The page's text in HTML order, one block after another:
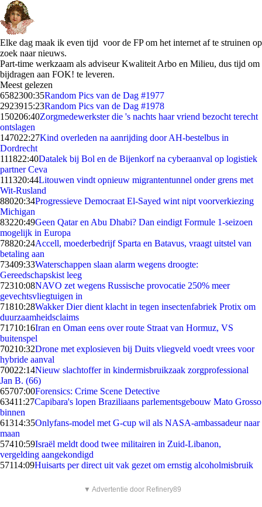
Elke dag maak ik even tijd voor de FP om het internet af te struinen op
zoek naar nieuws.
Part-time werkzaam als adviseur Kwaliteit Arbo en Milieu, dus tijd om
bijdragen aan FOK! te leveren.
Meest gelezen
6582300:35Random Pics van de Dag #1977
2923915:23Random Pics van de Dag #1978
150206:40Zorgmedewerkster die 's nachts haar vriend bezocht terecht
ontslagen
147022:27Kind overleden na aanrijding door AH-bestelbus in
Dordrecht
111822:40Datalek bij Bol en de Bijenkorf na cyberaanval op logistiek
partner Ceva
111320:44Litouwen vindt opnieuw migrantentunnel onder grens met
Wit-Rusland
88020:34Progressieve Democraat El-Sayed wint nipt voorverkiezing
Michigan
83220:49Geen Qatar en Abu Dhabi? Dan eindigt Formule 1-seizoen
mogelijk in Europa
78820:24Accell, moederbedrijf Sparta en Batavus, vraagt uitstel van
betaling aan
73409:33Waterschappen slaan alarm wegens droogte:
Gereedschapskist leeg
72310:08NAVO zet wegens Russische provocatie 250% meer
gevechtsvliegtuigen in
71810:28Wakker Dier dient klacht in tegen insectenfabriek Protix om
duurzaamheidsclaims
71710:16Iran en Oman eens over route Straat van Hormuz, VS
buitenspel
70210:32Drone met explosieven bij Duits vliegveld voedt vrees voor
hybride aanval
70022:14Nieuw slachtoffer in kindermisbruikzaak zorgprofessional
Jan B. (66)
65707:00Forensics: Crime Scene Detective
63411:27Capibara's lopen Braziliaans parlementsgebouw Mato Grosso
binnen
61314:35Onlyfans-model met G-cup wil als NASA-ambassadeur naar
maan
57410:59Israël meldt dood twee militairen in Zuid-Libanon,
vergelding aangekondigd
57114:09Huisarts per direct uit vak gezet om ernstig alcoholmisbruik
▼ Advertentie door Refinery89